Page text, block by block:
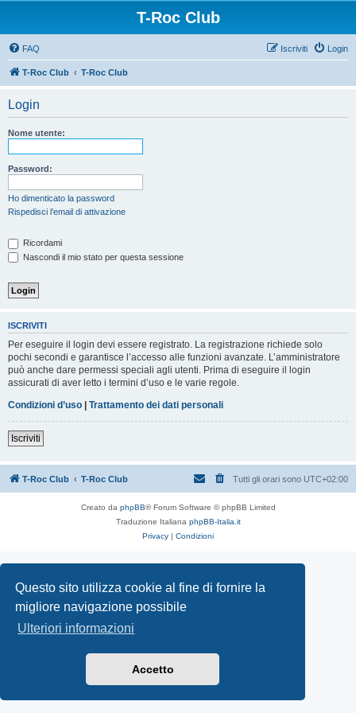
Questo sito utilizza cookie al fine di fornire la
migliore navigazione possibile
Ulteriori informazioni
Accetto
T-Roc Club
FAQ Login
Iscriviti
T-Roc Club T-Roc Club
Login
Nome utente:
Password:
Ho dimenticato la password
Rispedisci l’email di attivazione
Ricordami
Nascondi il mio stato per questa sessione
ISCRIVITI
Per eseguire il login devi essere registrato. La registrazione richiede solo
pochi secondi e garantisce l’accesso alle funzioni avanzate. L’amministratore
può anche dare permessi speciali agli utenti. Prima di eseguire il login
assicurati di aver letto i termini d’uso e le varie regole.
Condizioni d’uso | Trattamento dei dati personali
Iscriviti
T-Roc Club T-Roc Club Tutti gli orari sono UTC+02:00
Creato da phpBB® Forum Software © phpBB Limited
Traduzione Italiana phpBB-Italia.it
Privacy | Condizioni